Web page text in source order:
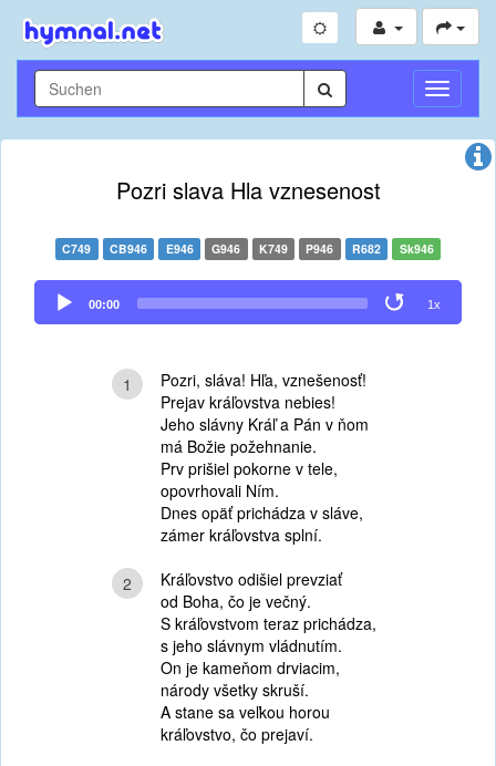
Pozri slava Hla vznesenost
C749 CB946 E946 G946 K749 P946 R682 Sk946
Audio
Player
00:00 1x
1
Pozri, sláva! Hľa, vznešenosť!
Prejav kráľovstva nebies!
Jeho slávny Kráľ a Pán v ňom
má Božie požehnanie.
Prv prišiel pokorne v tele,
opovrhovali Ním.
Dnes opäť prichádza v sláve,
zámer kráľovstva splní.
2
Kráľovstvo odišiel prevziať
od Boha, čo je večný.
S kráľovstvom teraz prichádza,
s jeho slávnym vládnutím.
On je kameňom drviacim,
národy všetky skruší.
A stane sa veľkou horou
kráľovstvo, čo prejaví.